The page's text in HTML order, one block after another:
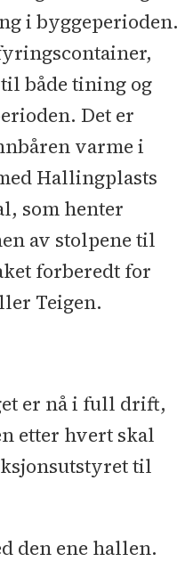
i byggeperioden.
både tining og
Det er
varme i
Hallingplasts
som henter
av stolpene til
forberedt for
Teigen.
er nå i full drift,
etter hvert skal
til
den ene hallen.